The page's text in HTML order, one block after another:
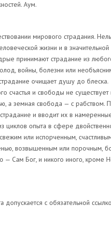
Аум.
мирового страдания.
жизни и в
принимают страдание из
войны, болезни или
очищает душу до блеска.
счастья и свободы не существует
а земная свобода — с рабством.
и вводит их в
циклов опыта в сфере
или испорченным,
возвышенным или порочным,
Сам Бог, и никого иного, кроме
с обязательной